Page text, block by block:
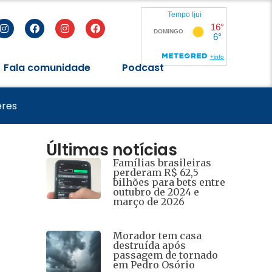
Fala comunidade Podcast
2026
Últimas notícias
Famílias brasileiras
perderam R$ 62,5
bilhões para bets entre
outubro de 2024 e
março de 2026
Morador tem casa
destruída após
passagem de tornado
em Pedro Osório